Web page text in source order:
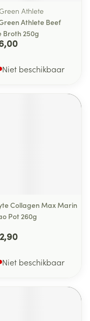
Athlete
Athlete Beef
Broth 250g
Niet beschikbaar
Collagen Max Marin
Pot 260g
Niet beschikbaar